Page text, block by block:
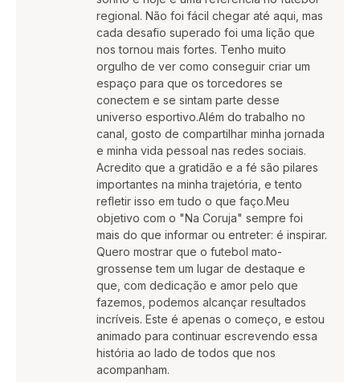
regional. Não foi fácil chegar até aqui, mas
cada desafio superado foi uma lição que
nos tornou mais fortes. Tenho muito
orgulho de ver como conseguir criar um
espaço para que os torcedores se
conectem e se sintam parte desse
universo esportivo.Além do trabalho no
canal, gosto de compartilhar minha jornada
e minha vida pessoal nas redes sociais.
Acredito que a gratidão e a fé são pilares
importantes na minha trajetória, e tento
refletir isso em tudo o que faço.Meu
objetivo com o "Na Coruja" sempre foi
mais do que informar ou entreter: é inspirar.
Quero mostrar que o futebol mato-
grossense tem um lugar de destaque e
que, com dedicação e amor pelo que
fazemos, podemos alcançar resultados
incríveis. Este é apenas o começo, e estou
animado para continuar escrevendo essa
história ao lado de todos que nos
acompanham.